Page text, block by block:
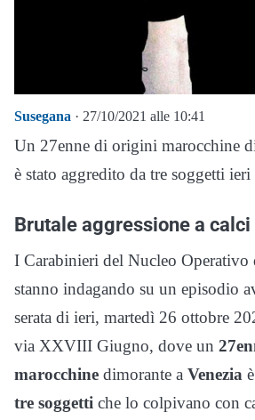
Susegana · 27/10/2021 alle 10:41
Un 27enne di origini marocchine
è stato aggredito da tre soggetti ieri
Brutale aggressione a calci
I Carabinieri del Nucleo Operativo
stanno indagando su un episodio
serata di ieri, martedì 26 ottobre
via XXVIII Giugno, dove un
marocchine dimorante a Venezia
tre soggetti che lo colpivano con